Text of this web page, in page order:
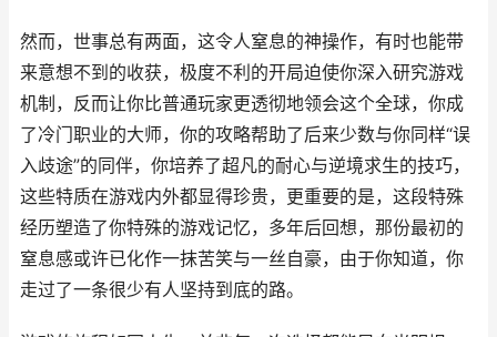
然而，世事总有两面，这令人窒息的神操作，有时也能带
来意想不到的收获，极度不利的开局迫使你深入研究游戏
机制，反而让你比普通玩家更透彻地领会这个全球，你成
了冷门职业的大师，你的攻略帮助了后来少数与你同样“误
入歧途”的同伴，你培养了超凡的耐心与逆境求生的技巧，
这些特质在游戏内外都显得珍贵，更重要的是，这段特殊
经历塑造了你特殊的游戏记忆，多年后回想，那份最初的
窒息感或许已化作一抹苦笑与一丝自豪，由于你知道，你
走过了一条很少有人坚持到底的路。